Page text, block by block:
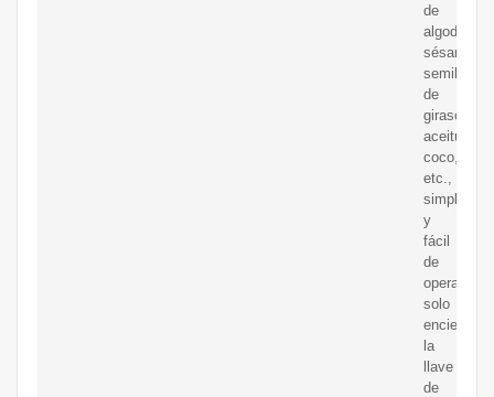
de
algodón,
sésamo,
semillas
de
girasol,
aceitunas,
coco,
etc.,
simple
y
fácil
de
operar.
solo
encienda
la
llave
de